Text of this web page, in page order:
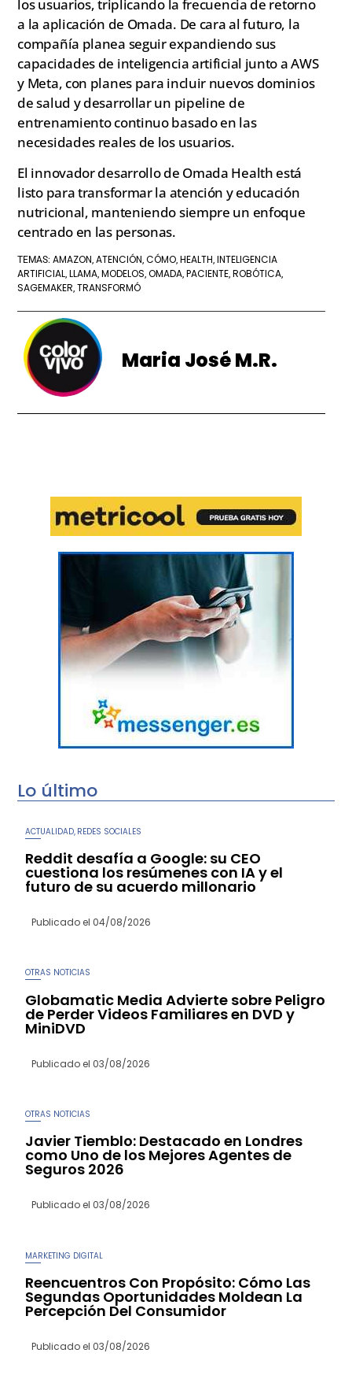
los usuarios, triplicando la frecuencia de retorno
a la aplicación de Omada. De cara al futuro, la
compañía planea seguir expandiendo sus
capacidades de inteligencia artificial junto a AWS
y Meta, con planes para incluir nuevos dominios
de salud y desarrollar un pipeline de
entrenamiento continuo basado en las
necesidades reales de los usuarios.
El innovador desarrollo de Omada Health está
listo para transformar la atención y educación
nutricional, manteniendo siempre un enfoque
centrado en las personas.
TEMAS:AMAZON,ATENCIÓN,CÓMO, HEALTH, INTELIGENCIA
ARTIFICIAL, LLAMA, MODELOS,OMADA, PACIENTE, ROBÓTICA,
SAGEMAKER,TRANSFORMÓ
Maria José M.R.
Lo último
ACTUALIDAD REDES SOCIALES
Reddit desafía a Google: su CEO
cuestiona los resúmenes con IA y el
futuro de su acuerdo millonario
Publicado el 04/08/2026
OTRAS NOTICIAS
Globamatic Media Advierte sobre Peligro
de Perder Videos Familiares en DVD y
MiniDVD
Publicado el 03/08/2026
OTRAS NOTICIAS
Javier Tiemblo: Destacado en Londres
como Uno de los Mejores Agentes de
Seguros 2026
Publicado el 03/08/2026
MARKETING DIGITAL
Reencuentros Con Propósito: Cómo Las
Segundas Oportunidades Moldean La
Percepción Del Consumidor
Publicado el 03/08/2026